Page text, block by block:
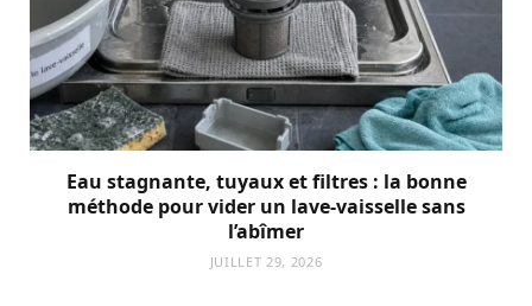
Eau stagnante, tuyaux et filtres : la bonne
méthode pour vider un lave-vaisselle sans
l’abîmer
JUILLET 29, 2026